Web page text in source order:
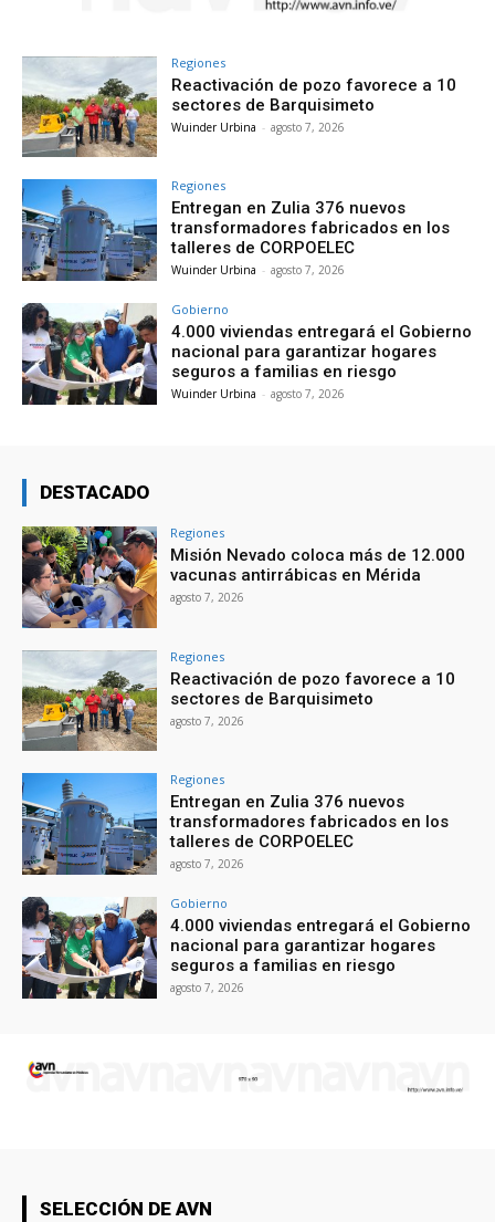
Regiones
Reactivación de pozo favorece a 10
sectores de Barquisimeto
Wuinder Urbina - agosto 7, 2026
Regiones
Entregan en Zulia 376 nuevos
transformadores fabricados en los
talleres de CORPOELEC
Wuinder Urbina - agosto 7, 2026
Gobierno
4.000 viviendas entregará el Gobierno
nacional para garantizar hogares
seguros a familias en riesgo
Wuinder Urbina - agosto 7, 2026
DESTACADO
Regiones
Misión Nevado coloca más de 12.000
vacunas antirrábicas en Mérida
agosto 7, 2026
Regiones
Reactivación de pozo favorece a 10
sectores de Barquisimeto
agosto 7, 2026
Regiones
Entregan en Zulia 376 nuevos
transformadores fabricados en los
talleres de CORPOELEC
agosto 7, 2026
Gobierno
4.000 viviendas entregará el Gobierno
nacional para garantizar hogares
seguros a familias en riesgo
agosto 7, 2026
SELECCIÓN DE AVN